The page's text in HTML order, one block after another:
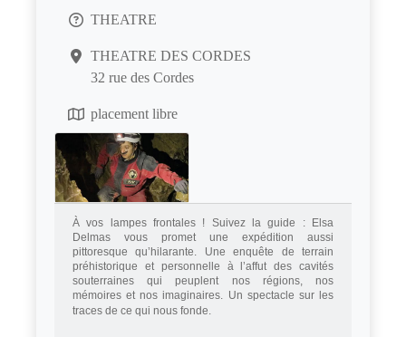
THEATRE
THEATRE DES CORDES
32 rue des Cordes
placement libre
À vos lampes frontales ! Suivez la guide : Elsa
Delmas vous promet une expédition aussi
pittoresque qu’hilarante. Une enquête de terrain
préhistorique et personnelle à l’affut des cavités
souterraines qui peuplent nos régions, nos
mémoires et nos imaginaires. Un spectacle sur les
traces de ce qui nous fonde.